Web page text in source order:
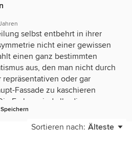
selbst entbehrt in ihrer
nicht einer gewissen
einen ganz bestimmten
aus, den man nicht durch
oder gar
Fassade zu kaschieren
Farben sind allerdings
Vielfalt der Materialien
noch.
eher noch vereinfachen und
Speichern
Sortieren nach: Älteste